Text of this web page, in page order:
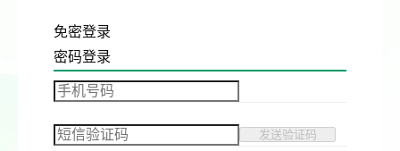
免密登录
密码登录
发送验证码